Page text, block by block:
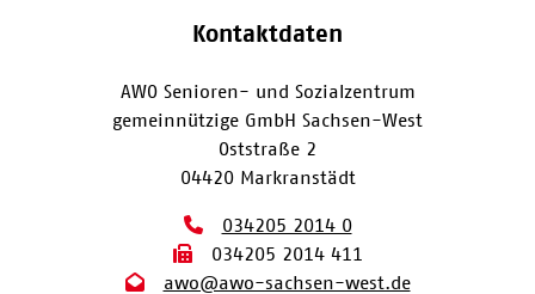
Kontaktdaten
AWO Senioren- und Sozialzentrum
gemeinnützige GmbH Sachsen-West
Oststraße 2
04420 Markranstädt
034205 2014 0
034205 2014 411
awo@awo-sachsen-west.de